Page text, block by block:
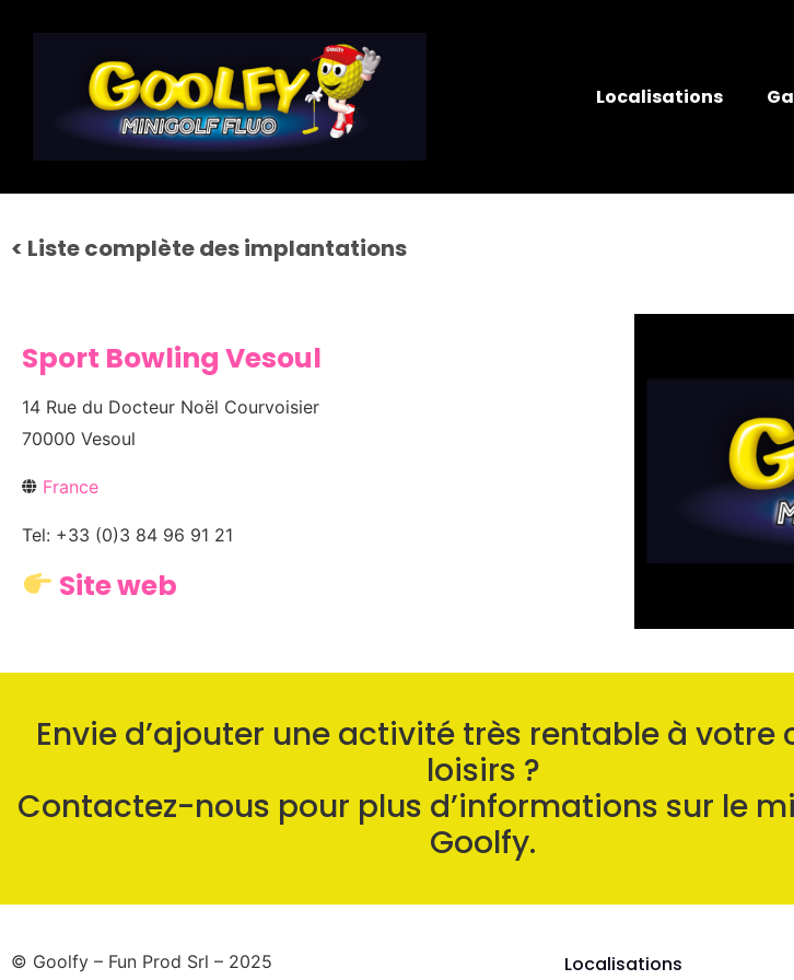
Localisations
< Liste complète des implantations
Sport Bowling Vesoul
14 Rue du Docteur Noël Courvoisier
70000 Vesoul
France
Tel: +33 (0)3 84 96 91 21
Site web
Envie d’ajouter une activité très rentable à votre
loisirs ?
Contactez-nous pour plus d’informations sur le
Goolfy.
© Goolfy – Fun Prod Srl – 2025 Localisations